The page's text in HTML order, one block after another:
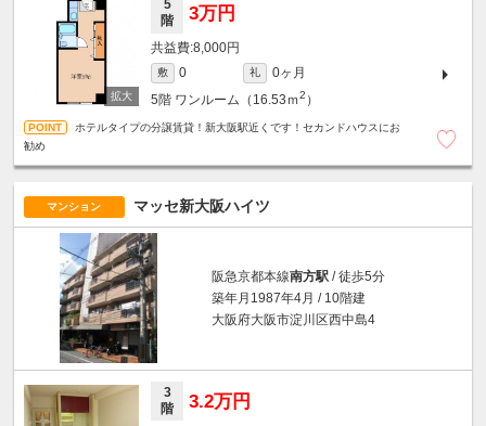
5
階
3万円
8,000円
敷 0 礼
0ヶ月
5階 ワンルーム（16.53ｍ2 ）
ホテルタイプの分譲賃貸！新大阪駅近くです！セカンドハウスにお
勧め
マンション マッセ新大阪ハイツ
阪急京都本線南方駅 / 徒歩5分
築年月1987年4月 / 10階建
大阪府大阪市淀川区西中島4
3
階
3.2万円